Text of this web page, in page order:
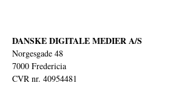
DANSKE DIGITALE MEDIER A/S
Norgesgade 48
7000 Fredericia
CVR nr. 40954481